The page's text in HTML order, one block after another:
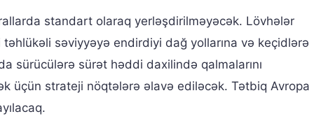
standart olaraq yerləşdirilməyəcək. Lövhələr
təhlükəli səviyyəyə endirdiyi dağ yollarına və keçidlərə
sürücülərə sürət həddi daxilində qalmalarını
üçün strateji nöqtələrə əlavə ediləcək. Tətbiq Avropa